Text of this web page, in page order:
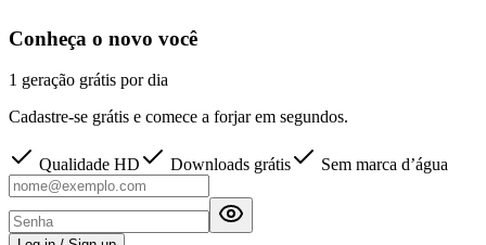
Conheça o novo você
1 geração grátis por dia
Cadastre-se grátis e comece a forjar em segundos.
Qualidade HD Downloads grátis Sem marca d’água